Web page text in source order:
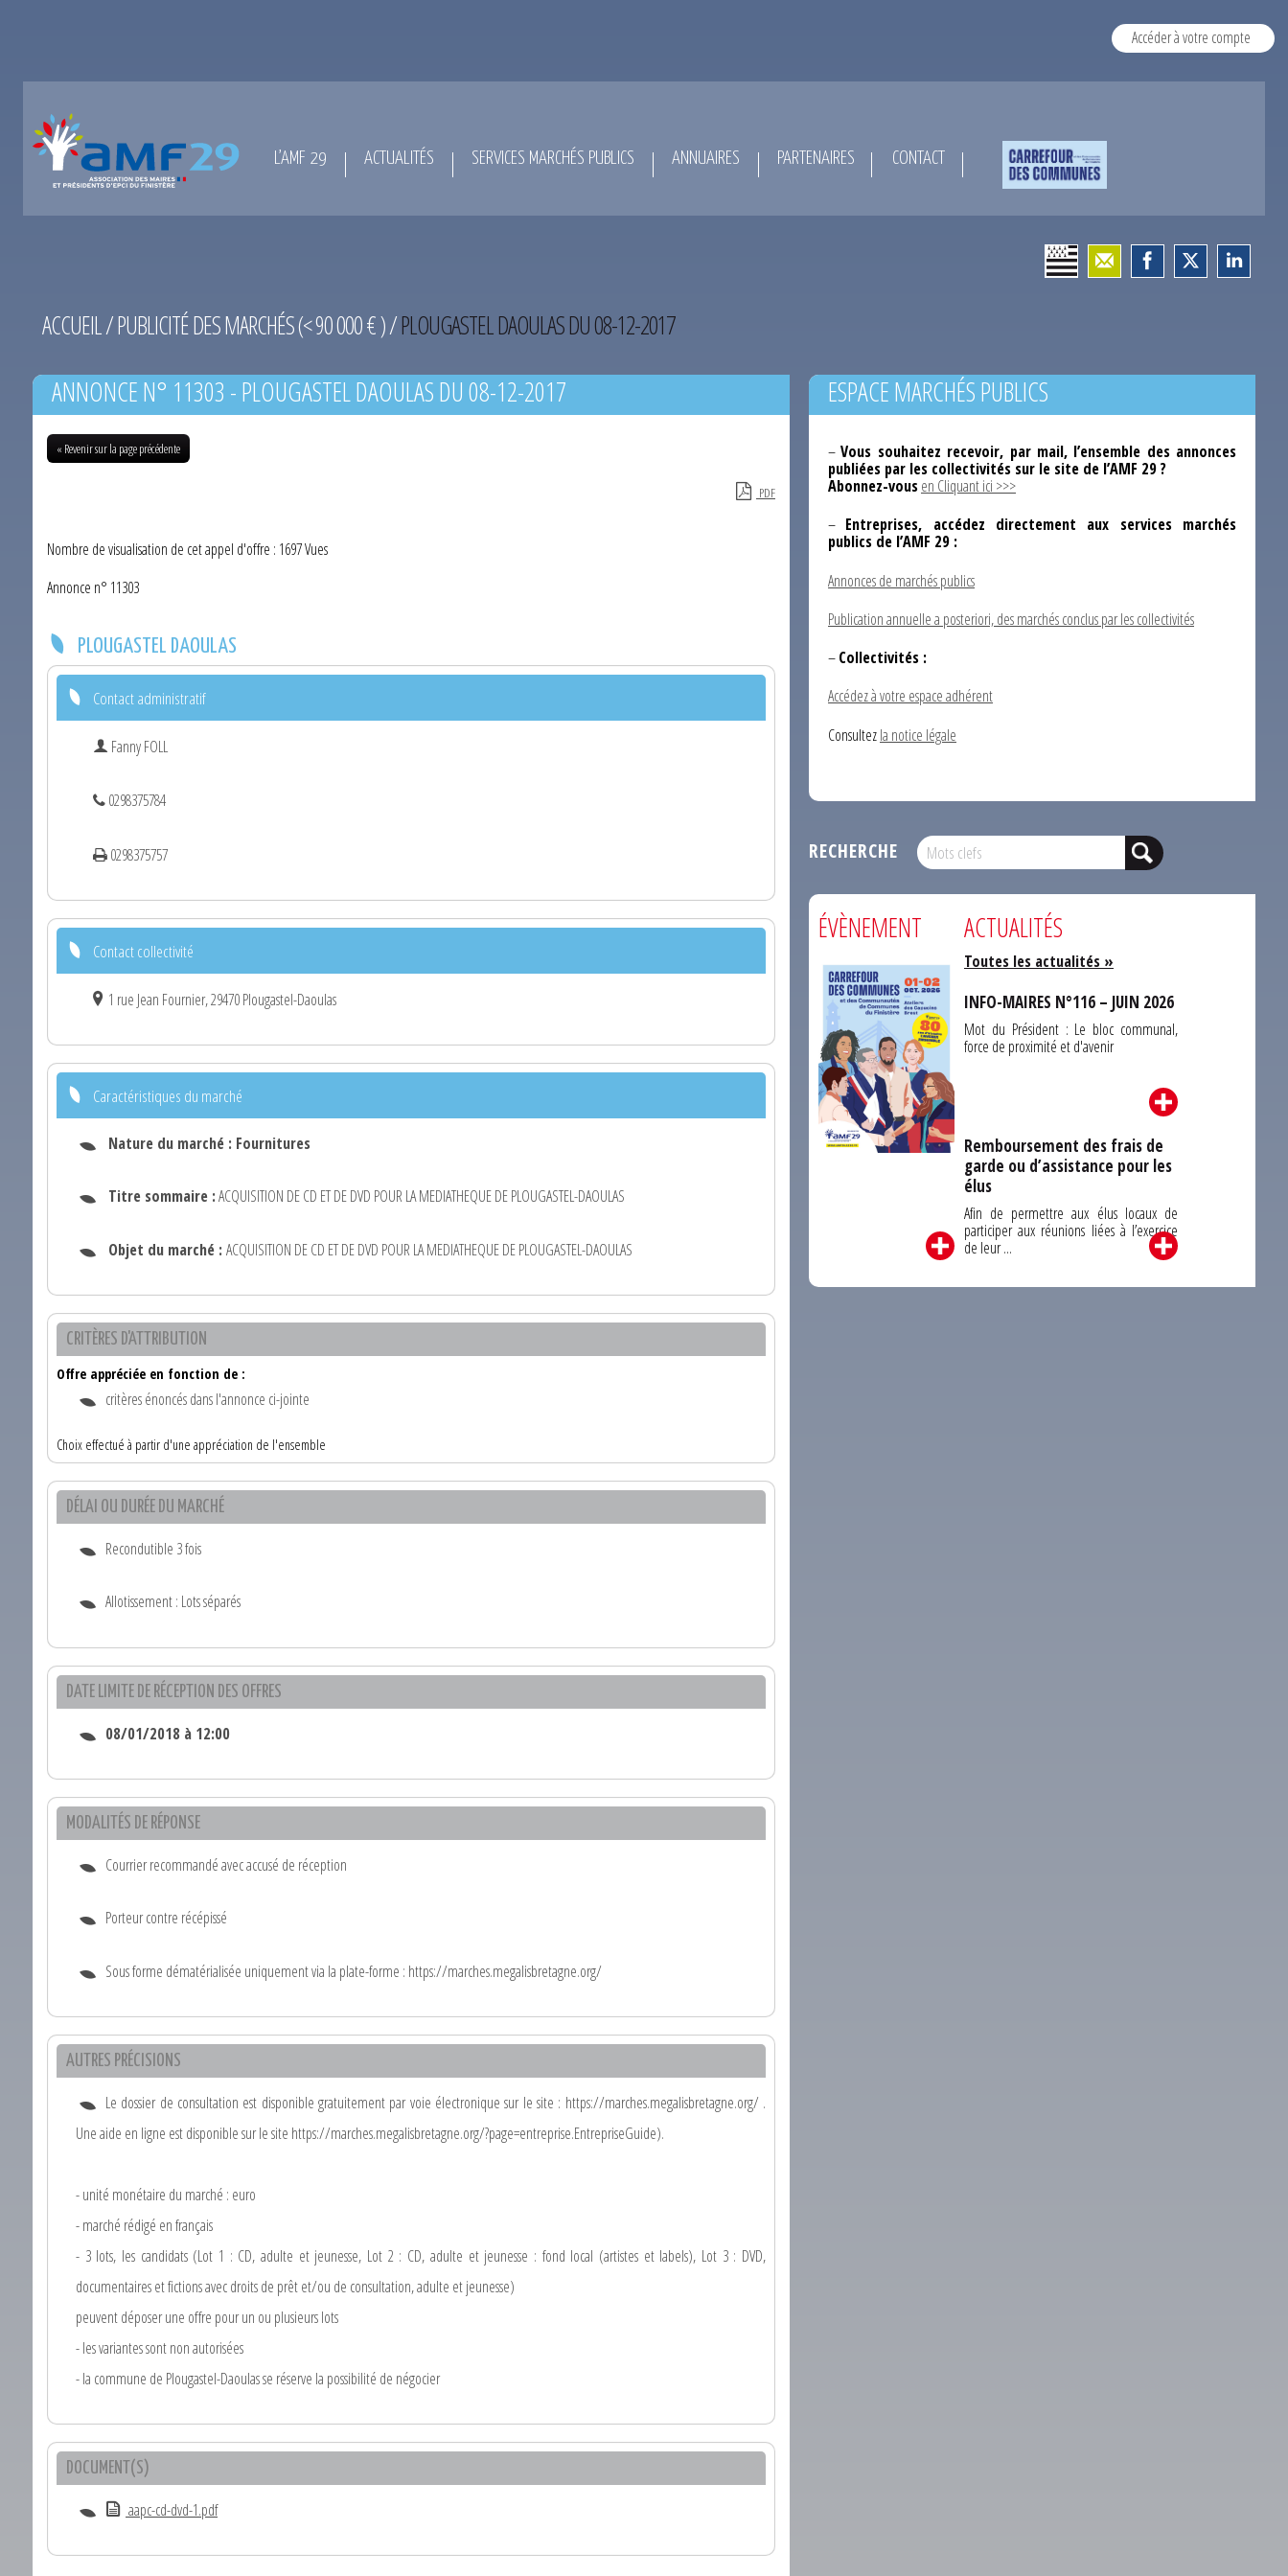
Accéder à votre compte
L’AMF 29 ACTUALITÉS SERVICES MARCHÉS PUBLICS ANNUAIRES PARTENAIRES CONTACT
ACCUEIL/PUBLICITÉ DES MARCHÉS (< 90 000 € )/PLOUGASTEL DAOULAS DU 08-12-2017
ANNONCE N° 11303 - PLOUGASTEL DAOULAS DU 08-12-2017
« Revenir sur la page précédente
PDF
Nombre de visualisation de cet appel d'offre : 1697 Vues
Annonce n° 11303
PLOUGASTEL DAOULAS
Contact administratif
Fanny FOLL
0298375784
0298375757
Contact collectivité
1 rue Jean Fournier, 29470 Plougastel-Daoulas
Caractéristiques du marché
Nature du marché : Fournitures
Titre sommaire :ACQUISITION DE CD ET DE DVD POUR LA MEDIATHEQUE DE PLOUGASTEL-DAOULAS
Objet du marché : ACQUISITION DE CD ET DE DVD POUR LA MEDIATHEQUE DE PLOUGASTEL-DAOULAS
CRITÈRES D'ATTRIBUTION
Offre appréciée en fonction de :
critères énoncés dans l'annonce ci-jointe
Choix effectué à partir d'une appréciation de l'ensemble
DÉLAI OU DURÉE DU MARCHÉ
Recondutible 3 fois
Allotissement : Lots séparés
DATE LIMITE DE RÉCEPTION DES OFFRES
08/01/2018 à 12:00
MODALITÉS DE RÉPONSE
Courrier recommandé avec accusé de réception
Porteur contre récépissé
Sous forme dématérialisée uniquement via la plate-forme : https://marches.megalisbretagne.org/
AUTRES PRÉCISIONS
Le dossier de consultation est disponible gratuitement par voie électronique sur le site : https://marches.megalisbretagne.org/ .
Une aide en ligne est disponible sur le site https://marches.megalisbretagne.org/?page=entreprise.EntrepriseGuide).
- unité monétaire du marché : euro
- marché rédigé en français
- 3 lots, les candidats (Lot 1 : CD, adulte et jeunesse, Lot 2 : CD, adulte et jeunesse : fond local (artistes et labels), Lot 3 : DVD,
documentaires et fictions avec droits de prêt et/ou de consultation, adulte et jeunesse)
peuvent déposer une offre pour un ou plusieurs lots
- les variantes sont non autorisées
- la commune de Plougastel-Daoulas se réserve la possibilité de négocier
DOCUMENT(S)
aapc-cd-dvd-1.pdf
ESPACE MARCHÉS PUBLICS
–Vous souhaitez recevoir, par mail, l’ensemble des annonces
publiées par les collectivités sur le site de l’AMF 29 ?
Abonnez-vousen Cliquant ici >>>
– Entreprises, accédez directement aux services marchés
publics de l’AMF 29 :
Annonces de marchés publics
Publication annuelle a posteriori, des marchés conclus par les collectivités
–Collectivités :
Accédez à votre espace adhérent
Consultezla notice légale
RECHERCHE
ÉVÈNEMENT ACTUALITÉS
Toutes les actualités »
INFO-MAIRES N°116 – JUIN 2026
Mot du Président : Le bloc communal,
force de proximité et d'avenir
Remboursement des frais de
garde ou d’assistance pour les
élus
Afin de permettre aux élus locaux de
participer aux réunions liées à l’exercice
de leur ...